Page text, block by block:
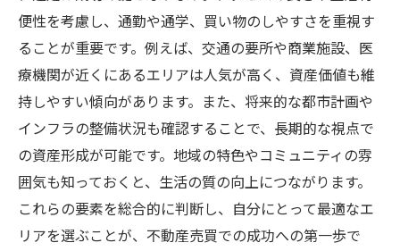
便性を考慮し、通勤や通学、買い物のしやすさを重視す
ることが重要です。例えば、交通の要所や商業施設、医
療機関が近くにあるエリアは人気が高く、資産価値も維
持しやすい傾向があります。また、将来的な都市計画や
インフラの整備状況も確認することで、長期的な視点で
の資産形成が可能です。地域の特色やコミュニティの雰
囲気も知っておくと、生活の質の向上につながります。
これらの要素を総合的に判断し、自分にとって最適なエ
リアを選ぶことが、不動産売買での成功への第一歩で